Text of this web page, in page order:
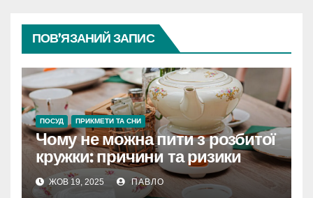
ПОВ’ЯЗАНИЙ ЗАПИС
ПОСУД ПРИКМЕТИ ТА СНИ
Чому не можна пити з розбитої
кружки: причини та ризики
ЖОВ 19, 2025 ПАВЛО